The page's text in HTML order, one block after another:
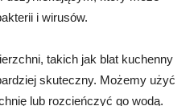
i wirusów.
takich jak blat kuchenny
skuteczny. Możemy użyć
lub rozcieńczyć go wodą.